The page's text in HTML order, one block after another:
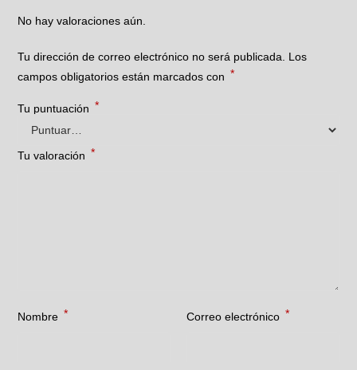
No hay valoraciones aún.
Tu dirección de correo electrónico no será publicada. Los
campos obligatorios están marcados con *
Tu puntuación *
Tu valoración *
Nombre * Correo electrónico *